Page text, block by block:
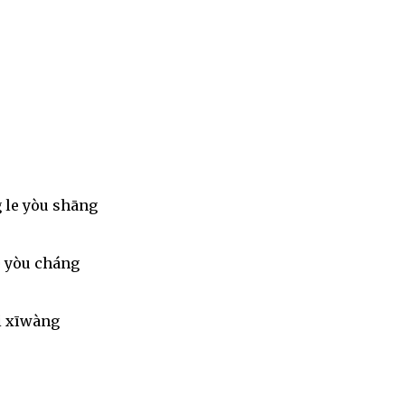
le yòu shāng
cháng
xīwàng